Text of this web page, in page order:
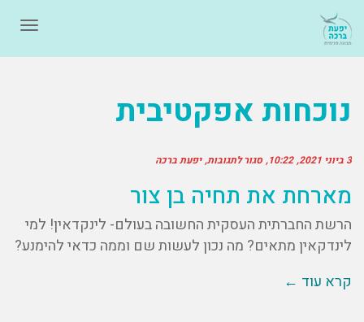
נוכחות אפקטיבית
3 ביוני 2021 10:22 סגור לתגובות יפעת ברכה
מארחת את תחיה בן צור
הרשת החברתית העסקית החשובה בעולם- לינקדאין! למי
לינדקאין מתאים? מה נכון לעשות שם וממה כדאי להימנע?
קרא עוד ←